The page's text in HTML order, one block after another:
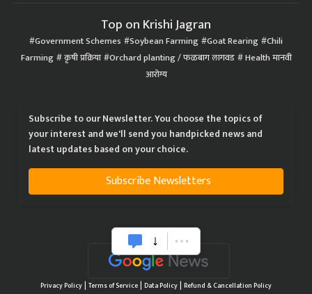
Top on Krishi Jagran
Government Schemes Soybean Farming Goat Rearing Chili
Farming कृषी प्रक्रिया Orchard planting / फळबाग लागवड Health मानवी
आरोग्य
Subscribe to our Newsletter. You choose the topics of
your interest and we'll send you handpicked news and
latest updates based on your choice.
Subscribe Newsletters
Privacy Policy| Terms of Service| Data Policy| Refund & Cancellation Policy